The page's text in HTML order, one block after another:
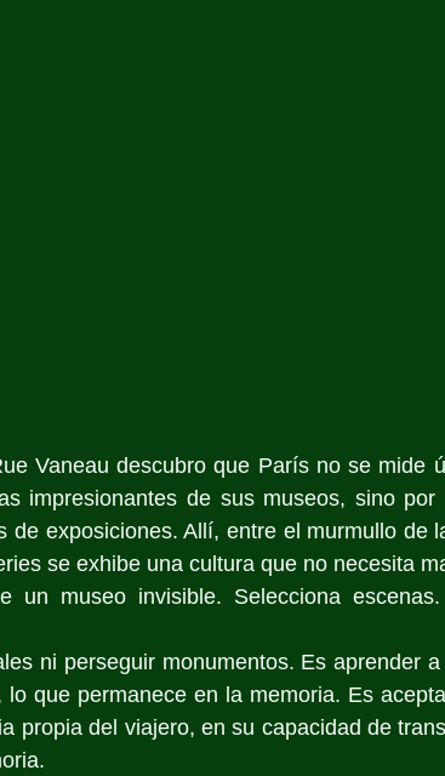
Vaneau descubro que París no se mide
impresionantes de sus museos, sino
de exposiciones. Allí, entre el murmullo de
se exhibe una cultura que no necesita
un museo invisible. Selecciona escenas.
ni perseguir monumentos. Es aprender
que permanece en la memoria. Es
propia del viajero, en su capacidad de